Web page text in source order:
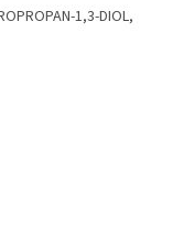
1,3-DIOL,